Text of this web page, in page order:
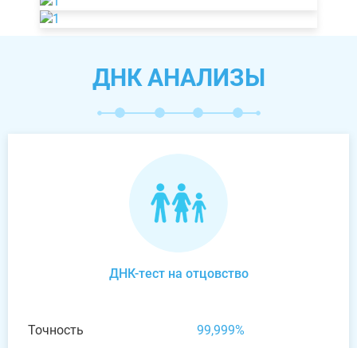
ДНК АНАЛИЗЫ
ДНК-тест на отцовство
Точность
99,999%